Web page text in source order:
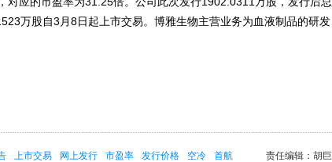
万股自3月8日起上市交易。博雅生物主营业务为血液制品的研发
责任编辑：胡巨
上市交易 网上发行 市盈率 发行价格 空冷 首航